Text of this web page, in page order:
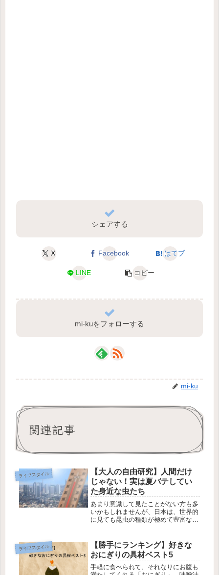
シェアする
X Facebook はてブ
LINE コピー
mi-kuをフォローする
mi-ku
関連記事
ライフスタイル
【大人の自由研究】人間だけ
じゃない！実は夏バテしてい
た身近な虫たち
あまり意識して見たことがない方も多
いかもしれませんが、日本は、世界的
に見ても昆虫の種類が極めて豊富な
「日本の夏＝虫が生き生きと飛び回
る」という光景は、もはや昔の話。ア
スファ...
ライフスタイル
【勝手にランキング】好きな
おにぎりの具材ベスト5
手軽に食べられて、それなりにお腹も